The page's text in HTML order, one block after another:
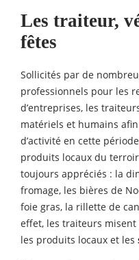
Les traiteur,
fêtes
Sollicités par de
professionnels pour les
d’entreprises, les
matériels et humains
d’activité en cette
produits locaux du
toujours appréciés : la
fromage, les bières de
foie gras, la rillette de
effet, les traiteurs
les produits locaux et les